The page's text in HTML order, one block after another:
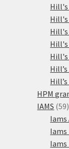
Hill's
Hill's
Hill's
Hill's
Hill's
HPM
IAMS 5959
Iams